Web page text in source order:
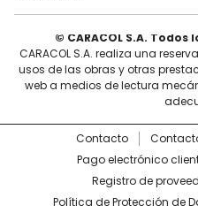
© CARACOL S.A.
CARACOL S.A. realiza una
usos de las obras y otras
web a medios de lectura
Contacto
Pago electrónico
Registro de
Política de Protección de